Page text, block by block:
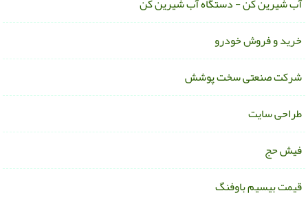
و فروش خودرو
صنعتی سخت پوشش
سایت
حج
بیسیم باوفنگ